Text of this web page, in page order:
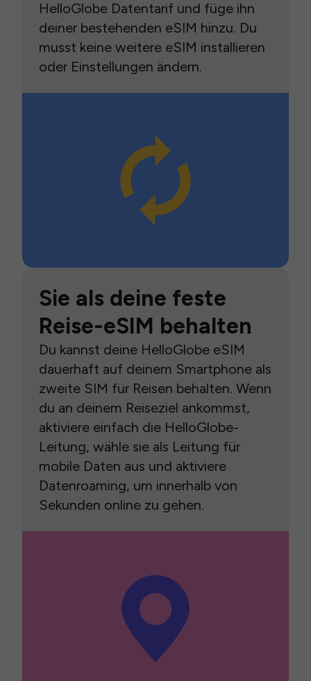
HelloGlobe Datentarif und füge ihn
deiner bestehenden eSIM hinzu. Du
musst keine weitere eSIM installieren
oder Einstellungen ändern.
Sie als deine feste
Reise-eSIM behalten
Du kannst deine HelloGlobe eSIM
dauerhaft auf deinem Smartphone als
zweite SIM für Reisen behalten. Wenn
du an deinem Reiseziel ankommst,
aktiviere einfach die HelloGlobe-
Leitung, wähle sie als Leitung für
mobile Daten aus und aktiviere
Datenroaming, um innerhalb von
Sekunden online zu gehen.